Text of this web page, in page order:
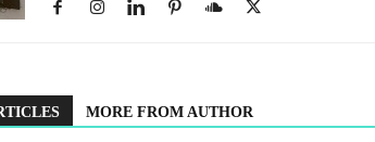
MORE FROM AUTHOR